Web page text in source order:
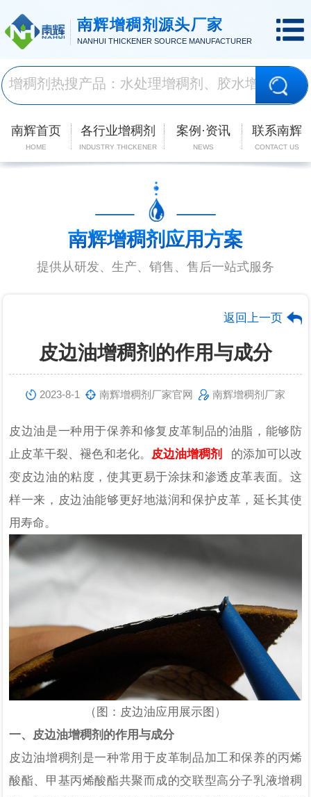
南辉增稠剂源头厂家
NANHUI THICKENER SOURCE MANUFACTURER
南辉首页
HOME
各行业增稠剂
INDUSTRY THICKENER
案例·资讯
NEWS
联系南辉
CONTACT US
南辉增稠剂应用方案
提供从研发、生产、销售、售后一站式服务
返回上一页
皮边油增稠剂的作用与成分
2023-8-1 南辉增稠剂厂家官网 南辉增稠剂厂家
皮边油是一种用于保养和修复皮革制品的油脂，能够防
止皮革干裂、褪色和老化。 皮边油增稠剂
的添加可以改
变皮边油的粘度，使其更易于涂抹和渗透皮革表面。这
样一来，皮边油能够更好地滋润和保护皮革，延长其使
用寿命。
（图：皮边油应用展示图）
一、皮边油增稠剂的作用与成分
皮边油增稠剂是一种常用于皮革制品加工和保养的丙烯
酸酯、甲基丙烯酸酯共聚而成的交联型高分子乳液增稠